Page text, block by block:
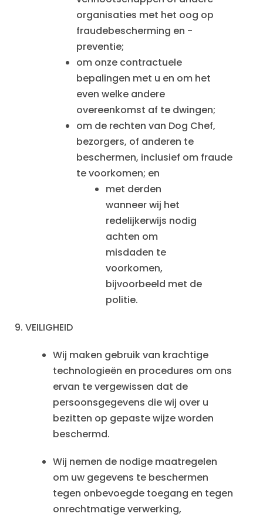
organisaties met het oog op
fraudebescherming en -
preventie;
om onze contractuele
bepalingen met u en om het
even welke andere
overeenkomst af te dwingen;
om de rechten van Dog Chef,
bezorgers, of anderen te
beschermen, inclusief om fraude
te voorkomen; en
met derden
wanneer wij het
redelijkerwijs nodig
achten om
misdaden te
voorkomen,
bijvoorbeeld met de
politie.
9. VEILIGHEID
Wij maken gebruik van krachtige
technologieën en procedures om ons
ervan te vergewissen dat de
persoonsgegevens die wij over u
bezitten op gepaste wijze worden
beschermd.
Wij nemen de nodige maatregelen
om uw gegevens te beschermen
tegen onbevoegde toegang en tegen
onrechtmatige verwerking,